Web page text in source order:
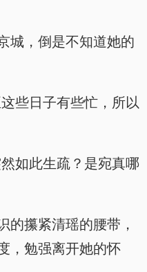
城，倒是不知道她的
些日子有些忙，所以
如此生疏？是宛真哪
的攥紧清瑶的腰带，
，勉强离开她的怀